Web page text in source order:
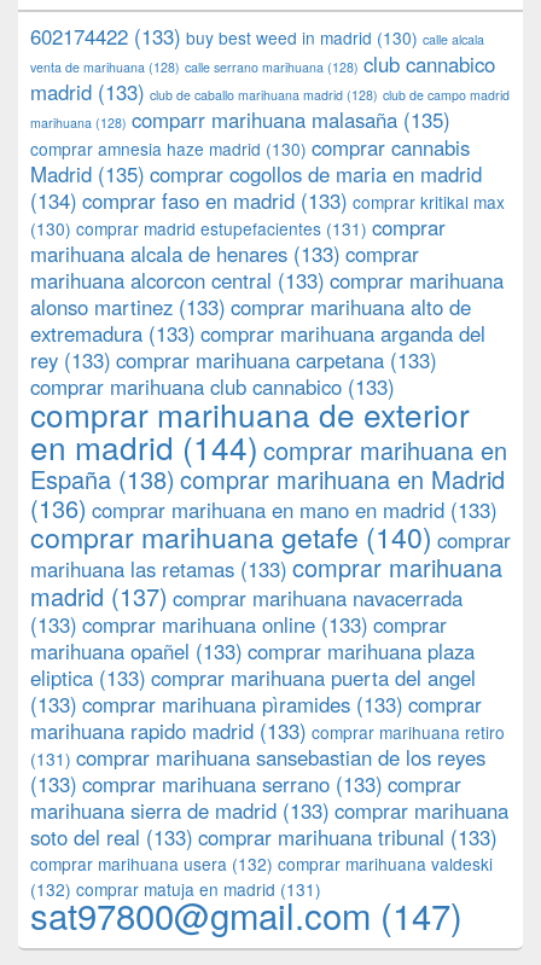
602174422 (133) buy best weed in madrid (130) calle alcala
venta de marihuana (128) calle serrano marihuana (128) club cannabico
madrid (133) club de caballo marihuana madrid (128) club de campo madrid
marihuana (128) comparr marihuana malasaña (135)
comprar amnesia haze madrid (130) comprar cannabis
Madrid (135) comprar cogollos de maria en madrid
(134) comprar faso en madrid (133) comprar kritikal max
(130) comprar madrid estupefacientes (131) comprar
marihuana alcala de henares (133) comprar
marihuana alcorcon central (133) comprar marihuana
alonso martinez (133) comprar marihuana alto de
extremadura (133) comprar marihuana arganda del
rey (133) comprar marihuana carpetana (133)
comprar marihuana club cannabico (133)
comprar marihuana de exterior
en madrid (144) comprar marihuana en
España (138) comprar marihuana en Madrid
(136) comprar marihuana en mano en madrid (133)
comprar marihuana getafe (140) comprar
marihuana las retamas (133) comprar marihuana
madrid (137) comprar marihuana navacerrada
(133) comprar marihuana online (133) comprar
marihuana opañel (133) comprar marihuana plaza
eliptica (133) comprar marihuana puerta del angel
(133) comprar marihuana pìramides (133) comprar
marihuana rapido madrid (133) comprar marihuana retiro
(131) comprar marihuana sansebastian de los reyes
(133) comprar marihuana serrano (133) comprar
marihuana sierra de madrid (133) comprar marihuana
soto del real (133) comprar marihuana tribunal (133)
comprar marihuana usera (132) comprar marihuana valdeski
(132) comprar matuja en madrid (131)
sat97800@gmail.com (147)